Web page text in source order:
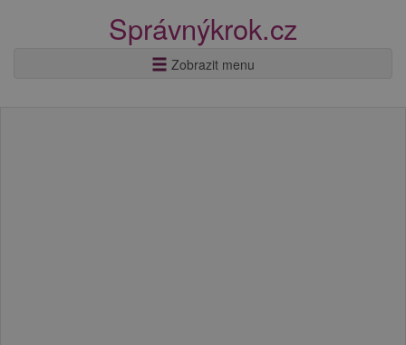
Správnýkrok.cz
Zobrazit menu